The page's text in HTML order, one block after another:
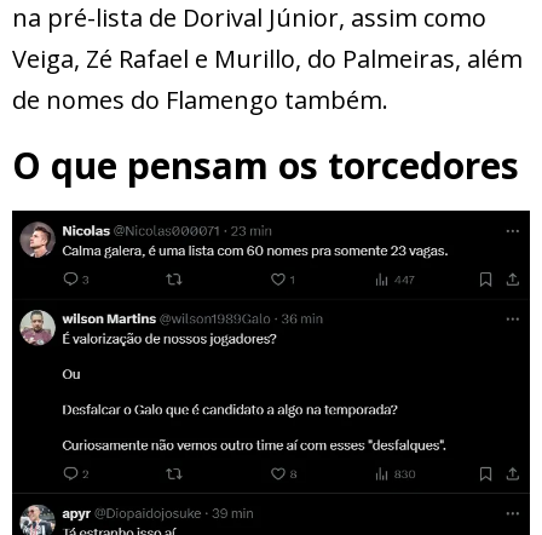
na pré-lista de Dorival Júnior, assim como
Veiga, Zé Rafael e Murillo, do Palmeiras, além
de nomes do Flamengo também.
O que pensam os torcedores